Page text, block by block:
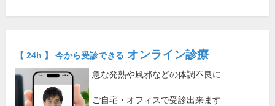
【 24h 】 今から受診できる オンライン診療
急な発熱や風邪などの体調不良に
ご自宅・オフィスで受診出来ます